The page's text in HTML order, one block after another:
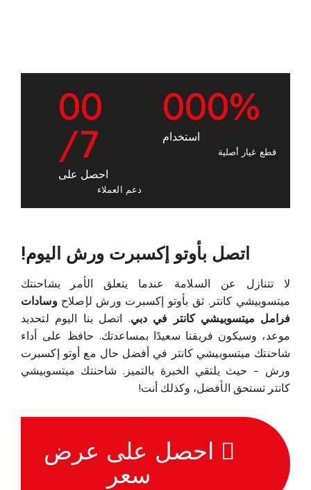
000%
استخدام
قطع غيار أصلية
00
/7
احصل على
دعم العملاء
اتصل بأوتو إكسبرت ورش اليوم!
لا تتنازل عن السلامة عندما يتعلق الأمر بشاحنتك
ميتسوبيشي كانتر. ثق بأوتو إكسبرت ورش لإصلاحوسادات
فرامل ميتسوبيشي كانتر في دبي. اتصل بنا اليوم لتحديد
موعد، وسيكون فريقنا سعيدًا بمساعدتك. حافظ على أداء
شاحنتك ميتسوبيشي كانتر في أفضل حال مع أوتو إكسبرت
ورش - حيث يلتقي الخبرة بالتميز. شاحنتك ميتسوبيشي
كانتر تستحق الأفضل، وكذلك أنت!
احصل على عرض
سعر